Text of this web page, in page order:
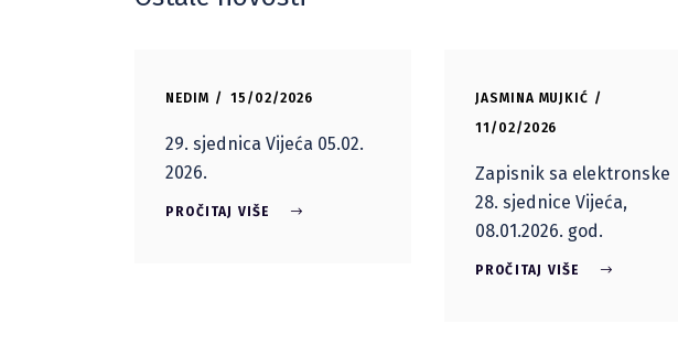
NEDIM 15/02/2026
29. sjednica Vijeća 05.02.
2026.
PROČITAJ VIŠE
JASMINA MUJKIĆ
11/02/2026
Zapisnik sa elektronske
28. sjednice Vijeća,
08.01.2026. god.
PROČITAJ VIŠE